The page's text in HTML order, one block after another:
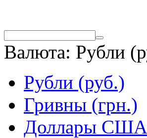
Валюта: Рубли
Рубли (руб.)
Гривны (грн.)
Доллары